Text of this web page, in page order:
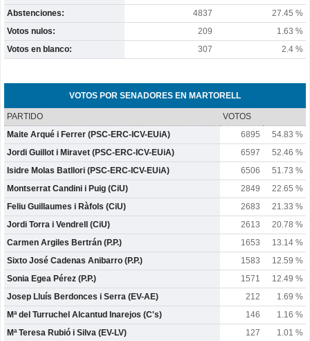
Abstenciones:
4837
27.45 %
Votos nulos:
209
1.63 %
Votos en blanco:
307 2.4 %
VOTOS POR SENADORES EN MARTORELL
PARTIDO
VOTOS
Maite Arqué i Ferrer (PSC-ERC-ICV-EUiA)
6895
54.83 %
Jordi Guillot i Miravet (PSC-ERC-ICV-EUiA)
6597
52.46 %
Isidre Molas Batllori (PSC-ERC-ICV-EUiA)
6506
51.73 %
Montserrat Candini i Puig (CiU)
2849
22.65 %
Feliu Guillaumes i Ràfols (CiU)
2683
21.33 %
Jordi Torra i Vendrell (CiU)
2613
20.78 %
Carmen Argiles Bertrán (P.P.)
1653
13.14 %
Sixto José Cadenas Anibarro (P.P.)
1583
12.59 %
Sonia Egea Pérez (P.P.)
1571
12.49 %
Josep Lluís Berdonces i Serra (EV-AE)
212
1.69 %
Mª del Turruchel Alcantud Inarejos (C's)
146
1.16 %
Mª Teresa Rubió i Silva (EV-LV)
127
1.01 %